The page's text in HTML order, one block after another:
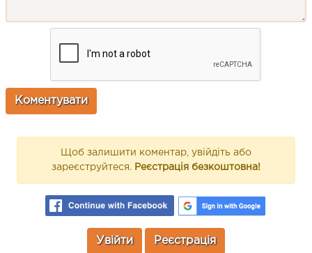
Щоб залишити коментар, увійдіть або
зареєструйтеся. Реєстрація безкоштовна!
Увійти Реєстрація